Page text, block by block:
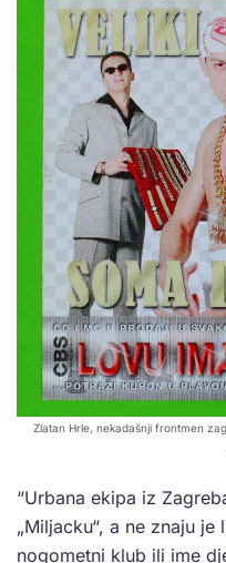
Zlatan Hrle, nekadašnji frontmen
“Urbana ekipa iz
„Miljacku“, a ne znaju
nogometni klub ili ime